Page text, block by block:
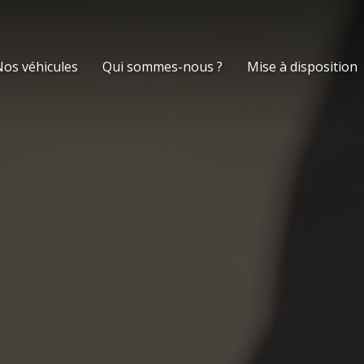
véhicules Qui sommes-nous ? Mise à disposition